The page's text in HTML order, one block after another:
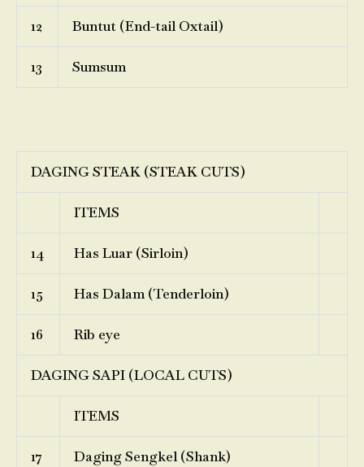
12 Buntut (End-tail Oxtail)
13 Sumsum
DAGING STEAK (STEAK CUTS)
ITEMS
14 Has Luar (Sirloin)
15 Has Dalam (Tenderloin)
16 Rib eye
DAGING SAPI (LOCAL CUTS)
ITEMS
17 Daging Sengkel (Shank)